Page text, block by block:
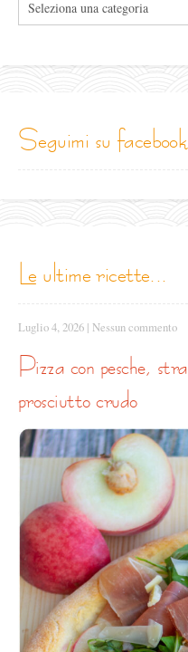
seguimi su facebook
le ultime ricette...
Luglio 4, 2026 | Nessun commento
pizza con pesche, stracciatella, rucola e
prosciutto crudo